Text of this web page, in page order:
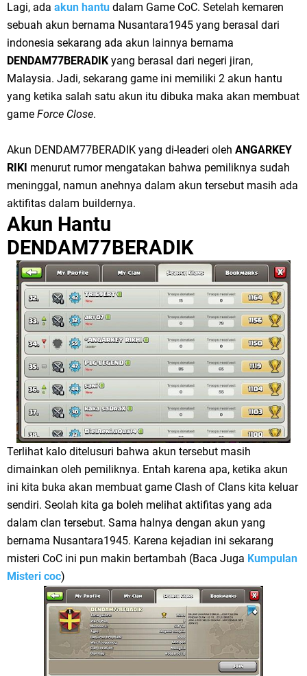
Lagi, ada akun hantu dalam Game CoC. Setelah kemaren
sebuah akun bernama Nusantara1945 yang berasal dari
indonesia sekarang ada akun lainnya bernama
DENDAM77BERADIK yang berasal dari negeri jiran,
Malaysia. Jadi, sekarang game ini memiliki 2 akun hantu
yang ketika salah satu akun itu dibuka maka akan membuat
game Force Close.
Akun DENDAM77BERADIK yang di-leaderi oleh ANGARKEY
RIKI menurut rumor mengatakan bahwa pemiliknya sudah
meninggal, namun anehnya dalam akun tersebut masih ada
aktifitas dalam buildernya.
Akun Hantu
DENDAM77BERADIK
Terlihat kalo ditelusuri bahwa akun tersebut masih
dimainkan oleh pemiliknya. Entah karena apa, ketika akun
ini kita buka akan membuat game Clash of Clans kita keluar
sendiri. Seolah kita ga boleh melihat aktifitas yang ada
dalam clan tersebut. Sama halnya dengan akun yang
bernama Nusantara1945. Karena kejadian ini sekarang
misteri CoC ini pun makin bertambah (Baca Juga Kumpulan
Misteri coc)